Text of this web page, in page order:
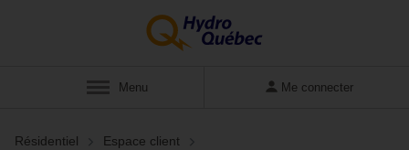
Afficher
Menu Me connecter
Résidentiel
Espace client